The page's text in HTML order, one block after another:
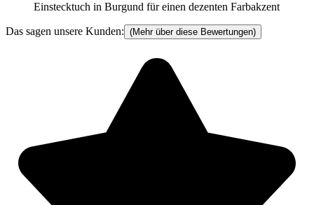
Einstecktuch in Burgund für einen dezenten Farbakzent
Das sagen unsere Kunden: (Mehr über diese Bewertungen)